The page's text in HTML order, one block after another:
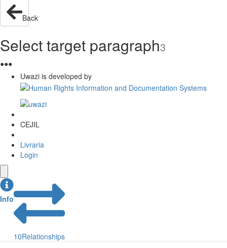
Back
Select target paragraph3
●●●
Uwazi is developed by
CEJIL
Livraria
Login
Info
10Relationships